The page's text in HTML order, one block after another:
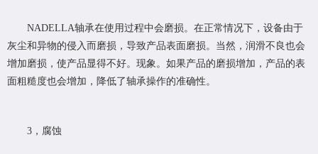
NADELLA轴承在使用过程中会磨损。在正常情况下，设备由于
灰尘和异物的侵入而磨损，导致产品表面磨损。当然，润滑不良也会
增加磨损，使产品显得不好。现象。如果产品的磨损增加，产品的表
面粗糙度也会增加，降低了轴承操作的准确性。
3，腐蚀